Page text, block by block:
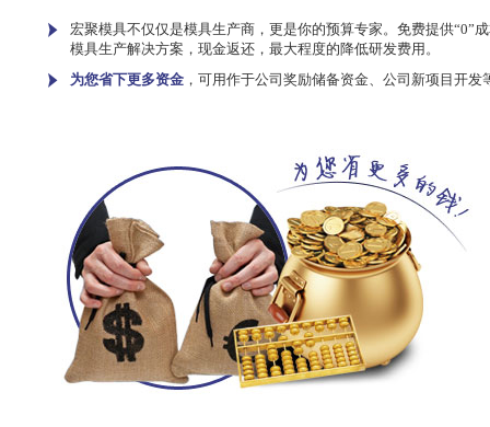
宏聚模具不仅仅是模具生产商，更是你的预算专家。免费提供“0”
模具生产解决方案，现金返还，最大程度的降低研发费用。
为您省下更多资金 ，可用作于公司奖励储备资金、公司新项目开发